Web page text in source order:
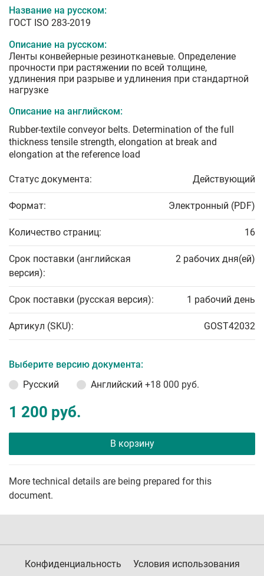
Название на русском:
ГОСТ ISO 283-2019
Описание на русском:
Ленты конвейерные резинотканевые. Определение
прочности при растяжении по всей толщине,
удлинения при разрыве и удлинения при стандартной
нагрузке
Описание на английском:
Rubber-textile conveyor belts. Determination of the full
thickness tensile strength, elongation at break and
elongation at the reference load
Статус документа: Действующий
Формат: Электронный (PDF)
Количество страниц: 16
Срок поставки (английская
версия):
2 рабочих дня(ей)
Срок поставки (русская версия): 1 рабочий день
Артикул (SKU): GOST42032
Выберите версию документа:
Русский
Английский +18 000 руб.
1 200 руб.
В корзину
More technical details are being prepared for this
document.
Конфиденциальность Условия использования